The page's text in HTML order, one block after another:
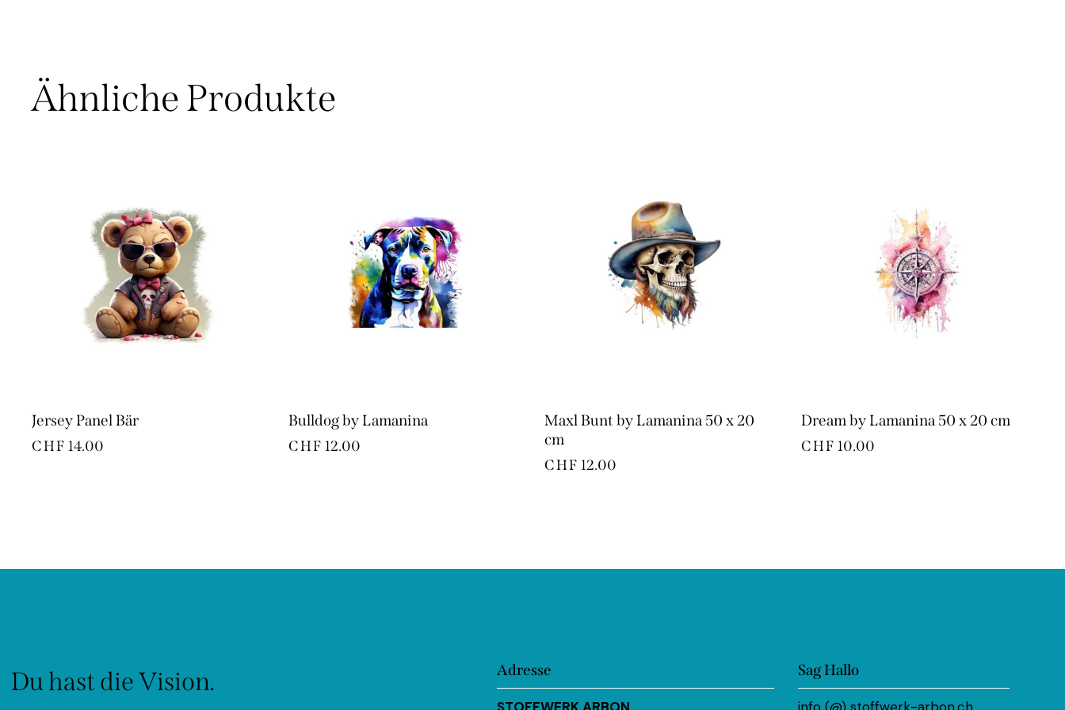
Ähnliche Produkte
Jersey Panel Bär
CHF 14.00
Bulldog by Lamanina
CHF 12.00
Maxl Bunt by Lamanina 50 x 20
cm
CHF 12.00
Dream by Lamanina 50 x 20 cm
CHF 10.00
Du hast die Vision.
Adresse
STOFFWERK ARBON
Sag Hallo
info (@) stoffwerk-arbon.ch